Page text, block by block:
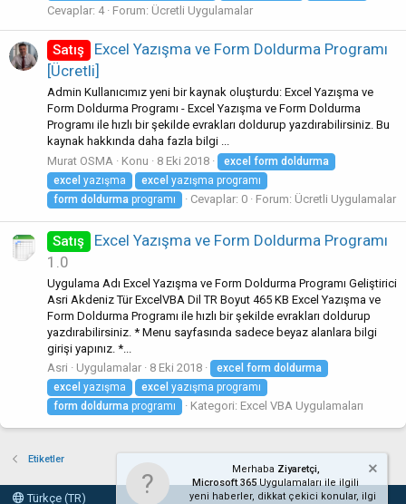
Cevaplar: 4 Forum: Ücretli Uygulamalar
Satış
Excel Yazışma ve Form Doldurma Programı
[Ücretli]
Admin Kullanıcımız yeni bir kaynak oluşturdu: Excel Yazışma ve
Form Doldurma Programı - Excel Yazışma ve Form Doldurma
Programı ile hızlı bir şekilde evrakları doldurup yazdırabilirsiniz. Bu
kaynak hakkında daha fazla bilgi ...
Murat OSMA
Konu 8 Eki 2018 excel form doldurma
excel yazışma excel yazışma programı
form doldurma programı Cevaplar: 0 Forum: Ücretli Uygulamalar
Satış
Excel Yazışma ve Form Doldurma Programı
1.0
Uygulama Adı Excel Yazışma ve Form Doldurma Programı Geliştirici
Asri Akdeniz Tür ExcelVBA Dil TR Boyut 465 KB Excel Yazışma ve
Form Doldurma Programı ile hızlı bir şekilde evrakları doldurup
yazdırabilirsiniz. * Menu sayfasında sadece beyaz alanlara bilgi
girişi yapınız. *...
Asri
Uygulamalar 8 Eki 2018 excel form doldurma
excel yazışma excel yazışma programı
form doldurma programı Kategori: Excel VBA Uygulamaları
Etiketler
Türkçe (TR)
Merhaba Ziyaretçi,
Microsoft 365Uygulamaları ile ilgili
yeni haberler, dikkat çekici konular, ilgi